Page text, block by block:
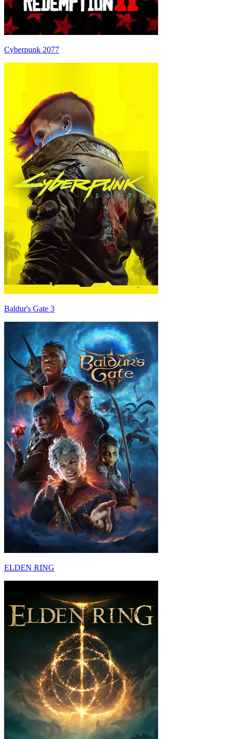
Cyberpunk 2077
Baldur's Gate 3
ELDEN RING